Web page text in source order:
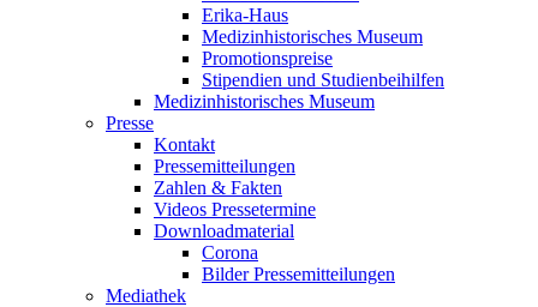
Erika-Haus
Medizinhistorisches Museum
Promotionspreise
Stipendien und Studienbeihilfen
Medizinhistorisches Museum
Presse
Kontakt
Pressemitteilungen
Zahlen & Fakten
Videos Pressetermine
Downloadmaterial
Corona
Bilder Pressemitteilungen
Mediathek